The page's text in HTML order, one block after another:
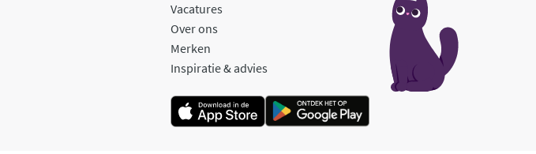
Vacatures
Over ons
Merken
Inspiratie & advies